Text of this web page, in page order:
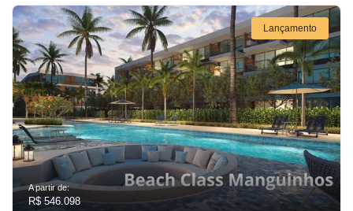
Lançamento
A partir de:
R$ 546.098